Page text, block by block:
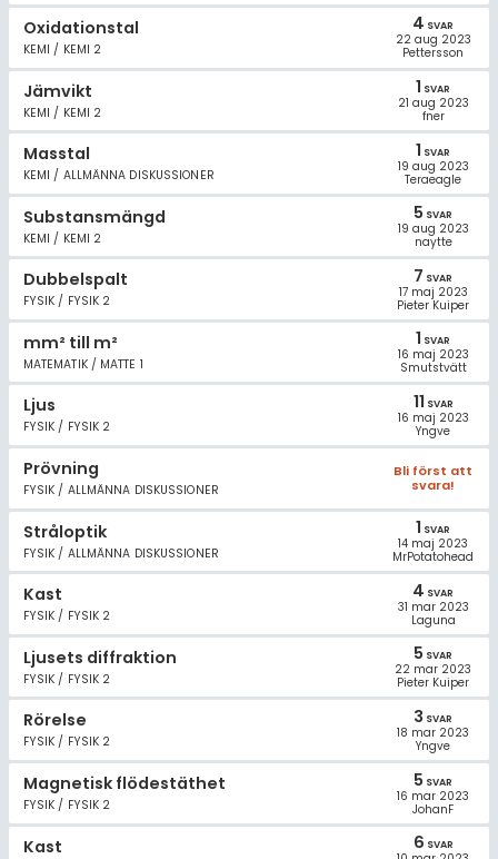
Oxidationstal
KEMI / KEMI 2
4 SVAR
22 aug 2023
Pettersson
Jämvikt
KEMI / KEMI 2
1 SVAR
21 aug 2023
fner
Masstal
KEMI / ALLMÄNNA DISKUSSIONER
1 SVAR
19 aug 2023
Teraeagle
Substansmängd
KEMI / KEMI 2
5 SVAR
19 aug 2023
naytte
Dubbelspalt
FYSIK / FYSIK 2
7 SVAR
17 maj 2023
Pieter Kuiper
mm² till m²
MATEMATIK / MATTE 1
1 SVAR
16 maj 2023
Smutstvätt
Ljus
FYSIK / FYSIK 2
11 SVAR
16 maj 2023
Yngve
Prövning
FYSIK / ALLMÄNNA DISKUSSIONER
Bli först att
svara!
Stråloptik
FYSIK / ALLMÄNNA DISKUSSIONER
1 SVAR
14 maj 2023
MrPotatohead
Kast
FYSIK / FYSIK 2
4 SVAR
31 mar 2023
Laguna
Ljusets diffraktion
FYSIK / FYSIK 2
5 SVAR
22 mar 2023
Pieter Kuiper
Rörelse
FYSIK / FYSIK 2
3 SVAR
18 mar 2023
Yngve
Magnetisk flödestäthet
FYSIK / FYSIK 2
5 SVAR
16 mar 2023
JohanF
Kast 6 SVAR